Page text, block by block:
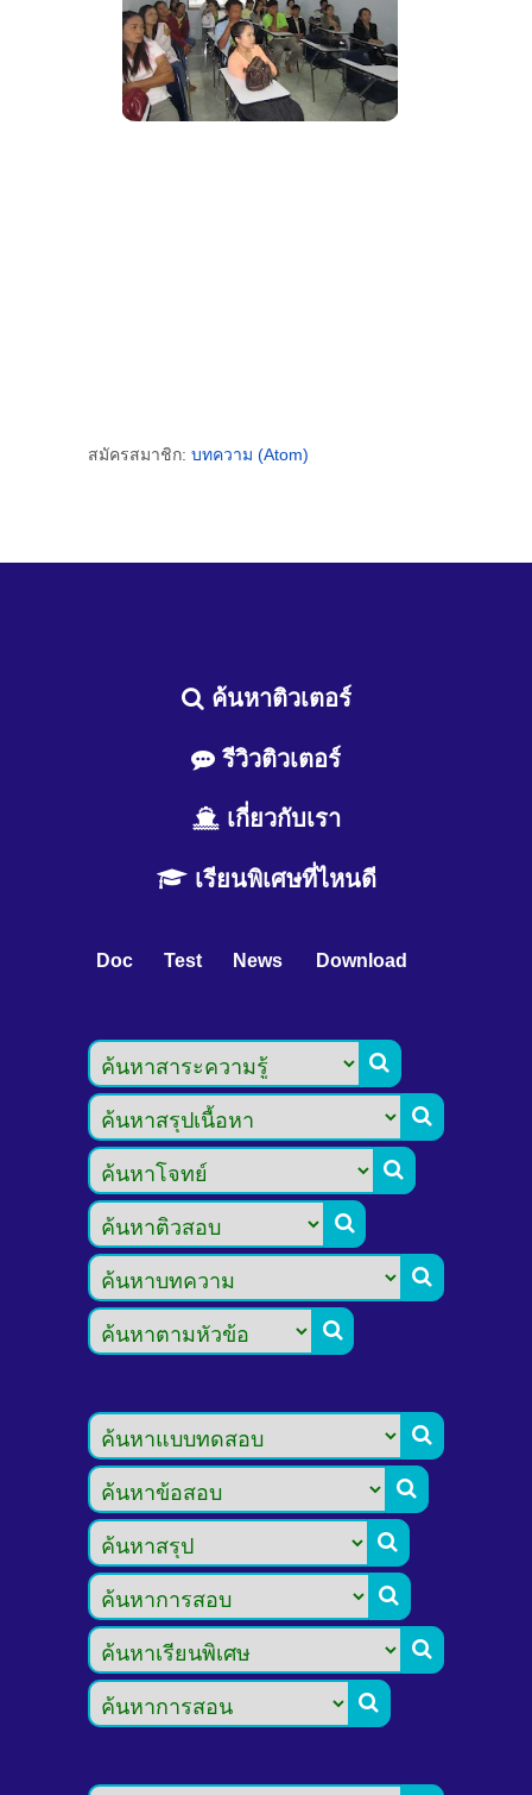
สมัครสมาชิก: บทความ (Atom)
ค้นหาติวเตอร์
รีวิวติวเตอร์
เกี่ยวกับเรา
เรียนพิเศษที่ไหนดี
Doc Test News Download











